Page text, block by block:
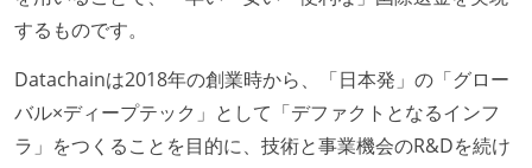
するものです。
Datachainは2018年の創業時から、「日本発」の「グロー
バル×ディープテック」として「デファクトとなるインフ
ラ」をつくることを目的に、技術と事業機会のR&Dを続け